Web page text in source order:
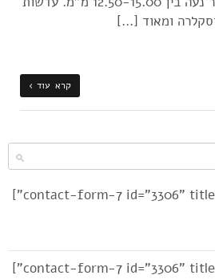
ומאוד […]
קרא עוד ›